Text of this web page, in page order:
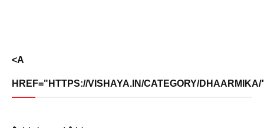
<A
HREF="HTTPS://VISHAYA.IN/CATEGORY/